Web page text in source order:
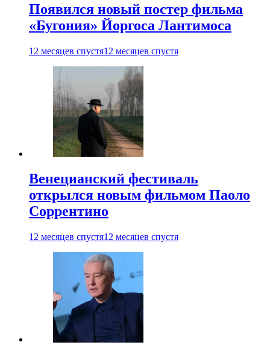
Появился новый постер фильма
«Бугония» Йоргоса Лантимоса
12 месяцев спустя12 месяцев спустя
Венецианский фестиваль
открылся новым фильмом Паоло
Соррентино
12 месяцев спустя12 месяцев спустя